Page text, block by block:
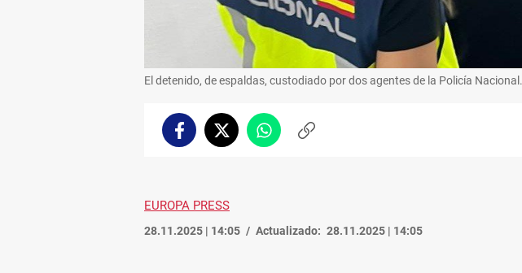
El detenido, de espaldas, custodiado por dos agentes de la Policía Nacional.
FacebookTwitterWhatsappCopiar
EUROPA PRESS
28.11.2025 | 14:05 Actualizado: 28.11.2025 | 14:05